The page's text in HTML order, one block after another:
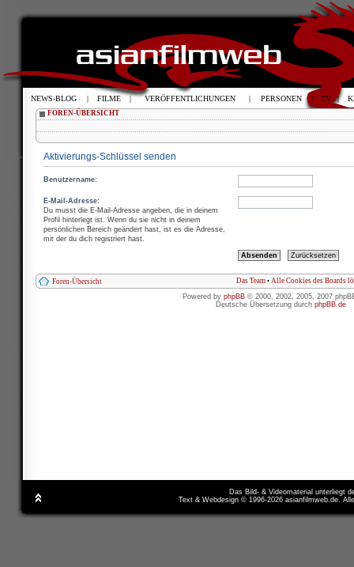
FOREN-ÜBERSICHT
Aktivierungs-Schlüssel senden
Benutzername:
E-Mail-Adresse:
Du musst die E-Mail-Adresse angeben, die in deinem
Profil hinterlegt ist. Wenn du sie nicht in deinem
persönlichen Bereich geändert hast, ist es die Adresse,
mit der du dich registriert hast.
Foren-Übersicht Das Team • Alle Cookies des Boards
Powered by phpBB © 2000, 2002, 2005, 2007
Deutsche Übersetzung durch phpBB.de
Das Bild- & Videomaterial unterliegt
Text & Webdesign © 1996-2026 asianfilmweb.de.
NEWS-BLOG | FILME | VERÖFFENTLICHUNGEN | PERSONEN | TV |